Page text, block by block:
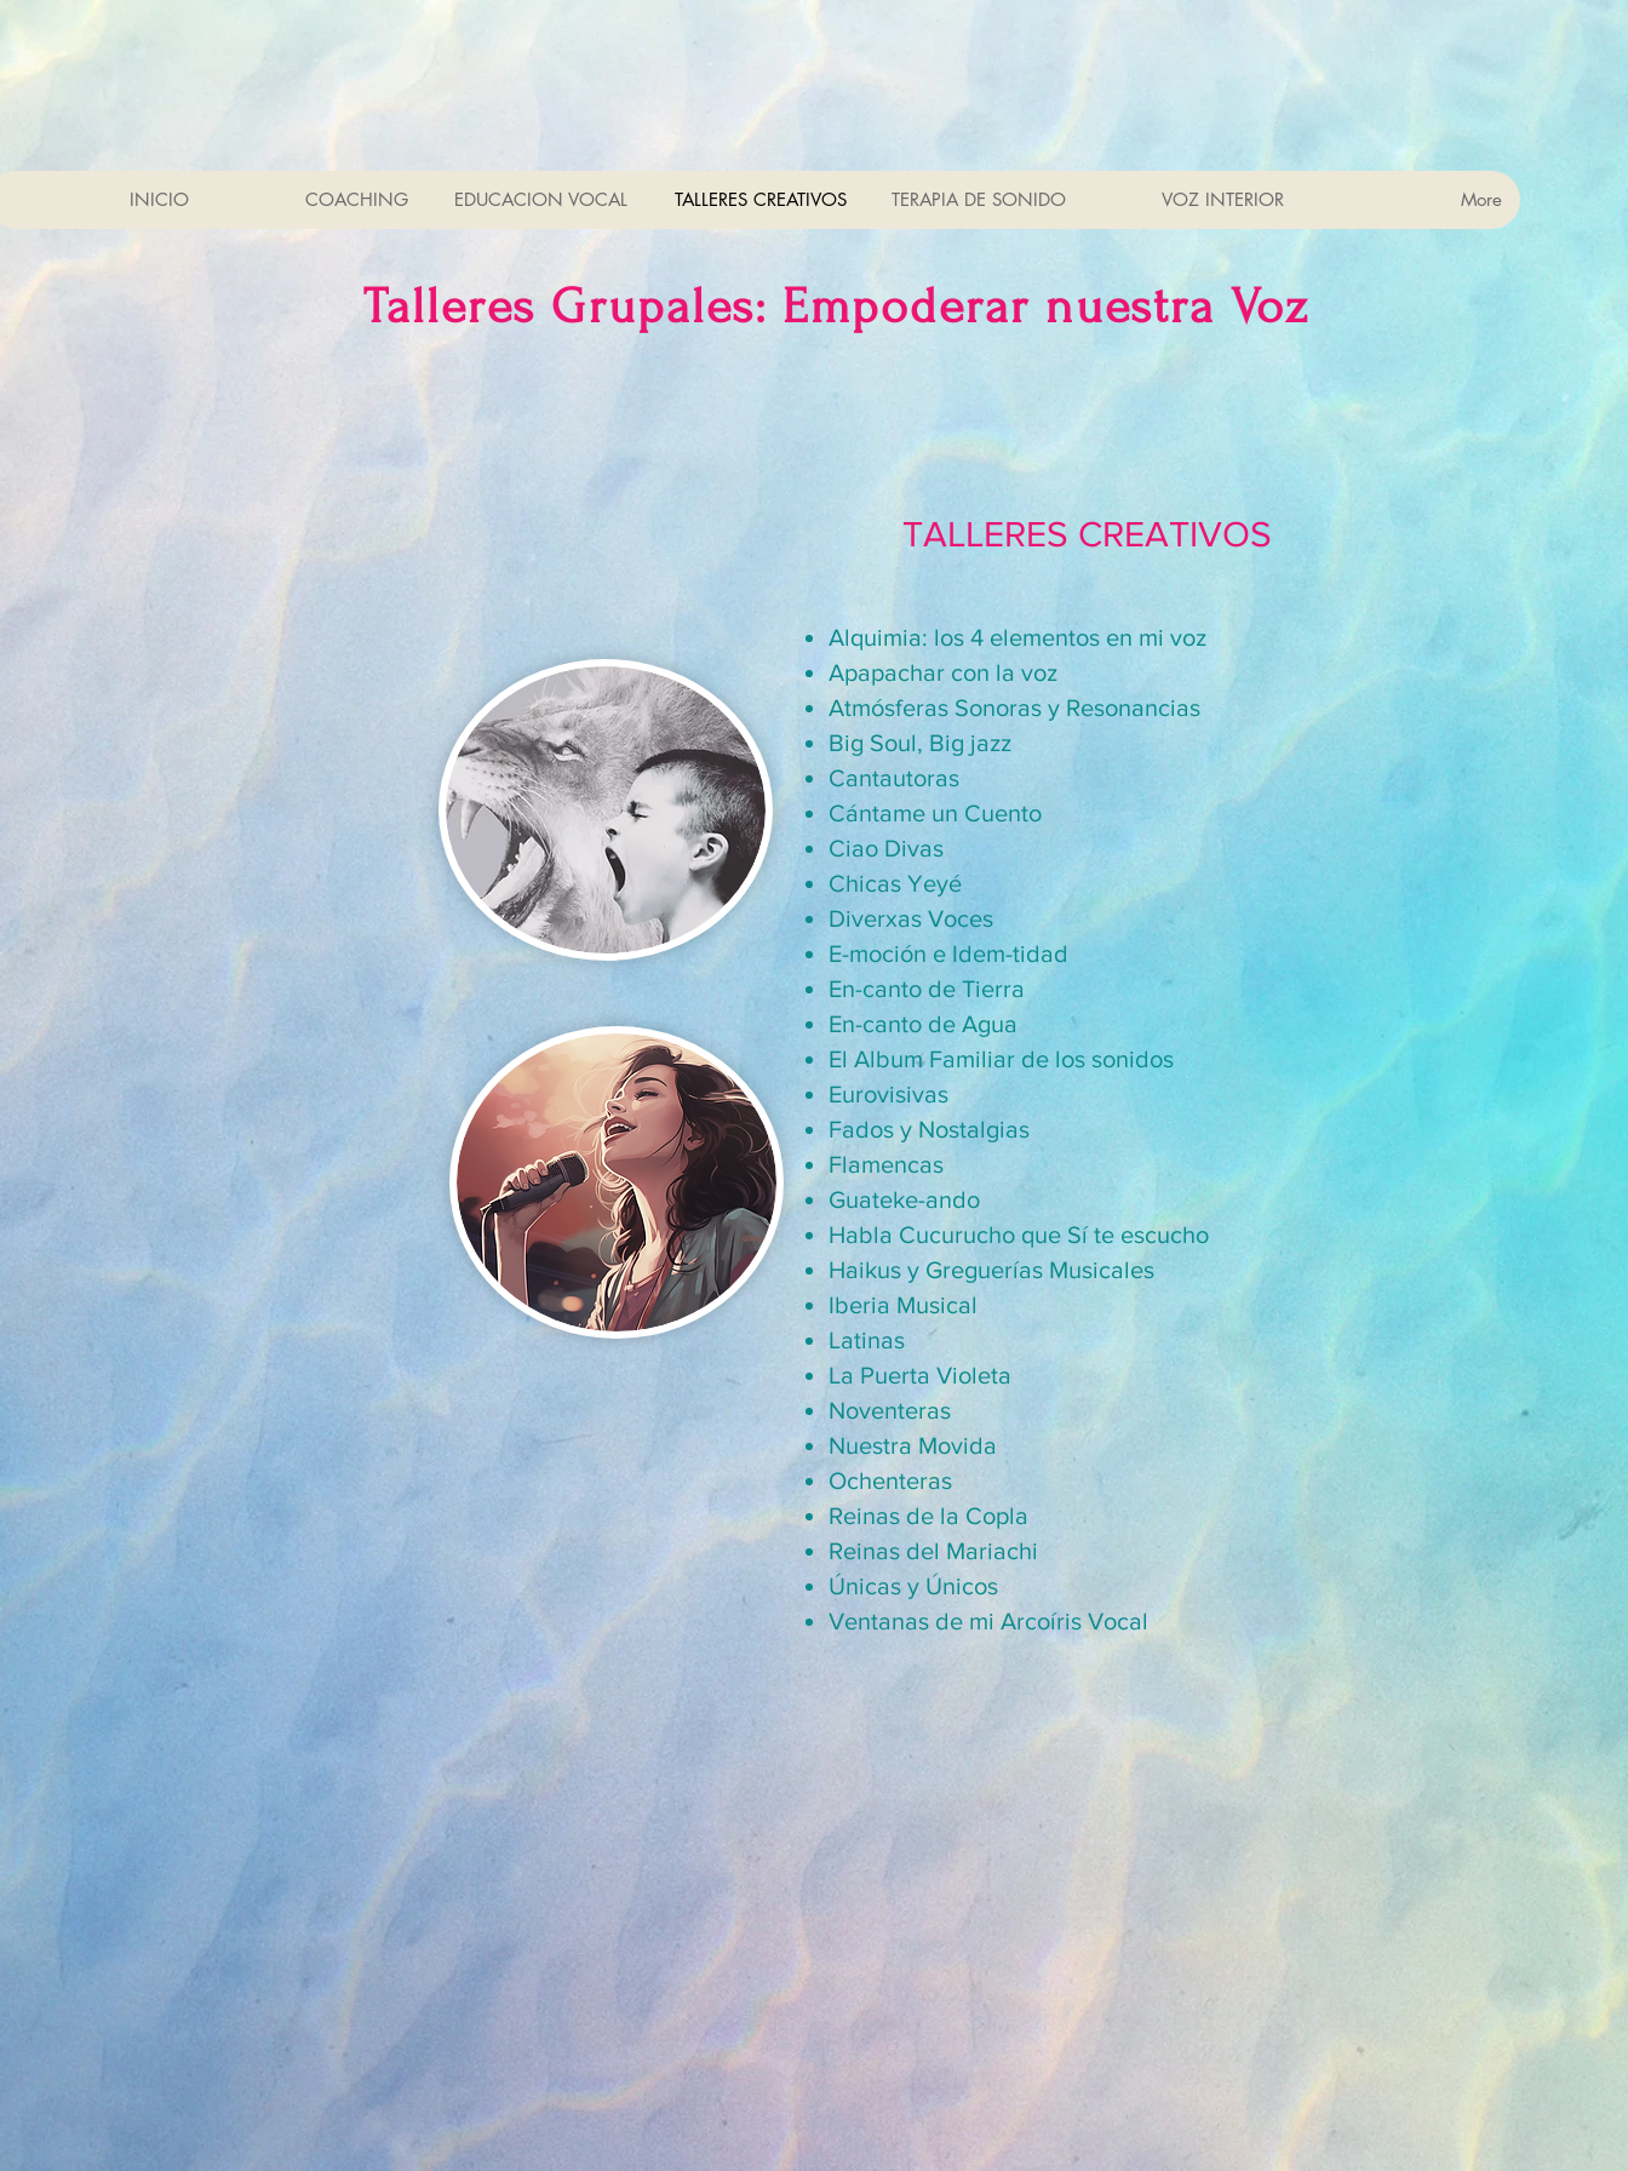
INICIO COACHING EDUCACION VOCAL TALLERES CREATIVOS TERAPIA DE SONIDO VOZ INTERIOR More
Talleres Grupales: Empoderar nuestra Voz
TALLERES CREATIVOS​
Alquimia: los 4 elementos en mi voz
Apapachar con la voz
Atmósferas Sonoras y Resonancias
Big Soul, Big jazz
Cantautoras
Cántame un Cuento
Ciao Divas
Chicas Yeyé
Diverxas Voces
E-moción e Idem-tidad
En-canto de Tierra
En-canto de Agua
El Album Familiar de los sonidos
Eurovisivas
Fados y Nostalgias
Flamencas
Guateke-ando
Habla Cucurucho que Sí te escucho
Haikus y Greguerías Musicales
Iberia Musical
Latinas
La Puerta Violeta
Noventeras
Nuestra Movida
Ochenteras
Reinas de la Copla
Reinas del Mariachi
Únicas y Únicos
Ventanas de mi Arcoíris Vocal